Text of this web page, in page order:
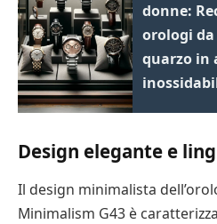
donne:
orologi
quarzo in
Design elegante e
Il design minimalista
Minimalism G43 è